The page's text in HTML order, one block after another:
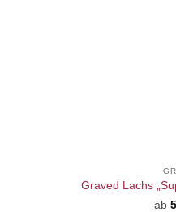
Graved Lachs
ab